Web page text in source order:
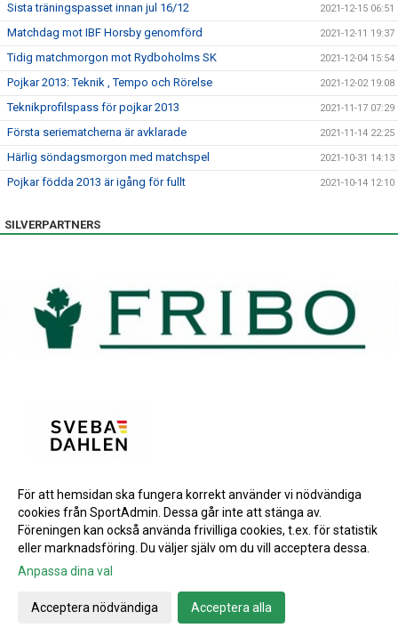
Sista träningspasset innan jul 16/12 2021-12-15 06:51
Matchdag mot IBF Horsby genomförd 2021-12-11 19:37
Tidig matchmorgon mot Rydboholms SK 2021-12-04 15:54
Pojkar 2013: Teknik , Tempo och Rörelse 2021-12-02 19:08
Teknikprofilspass för pojkar 2013 2021-11-17 07:29
Första seriematcherna är avklarade 2021-11-14 22:25
Härlig söndagsmorgon med matchspel 2021-10-31 14:13
Pojkar födda 2013 är igång för fullt 2021-10-14 12:10
SILVERPARTNERS
BRONSPARTNERS
INSTAGRAM
Gå till Webbversion
För att hemsidan ska fungera korrekt använder vi nödvändiga
cookies från SportAdmin. Dessa går inte att stänga av.
Föreningen kan också använda frivilliga cookies, t.ex. för statistik
eller marknadsföring. Du väljer själv om du vill acceptera dessa.
Anpassa dina val
Acceptera nödvändiga Acceptera alla